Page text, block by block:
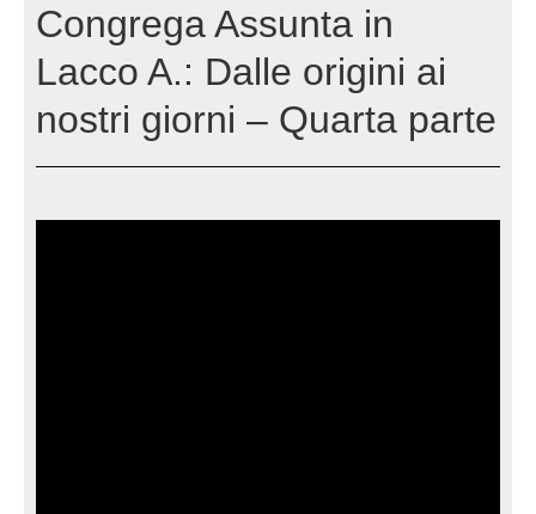
Congrega Assunta in
Lacco A.: Dalle origini ai
nostri giorni – Quarta parte